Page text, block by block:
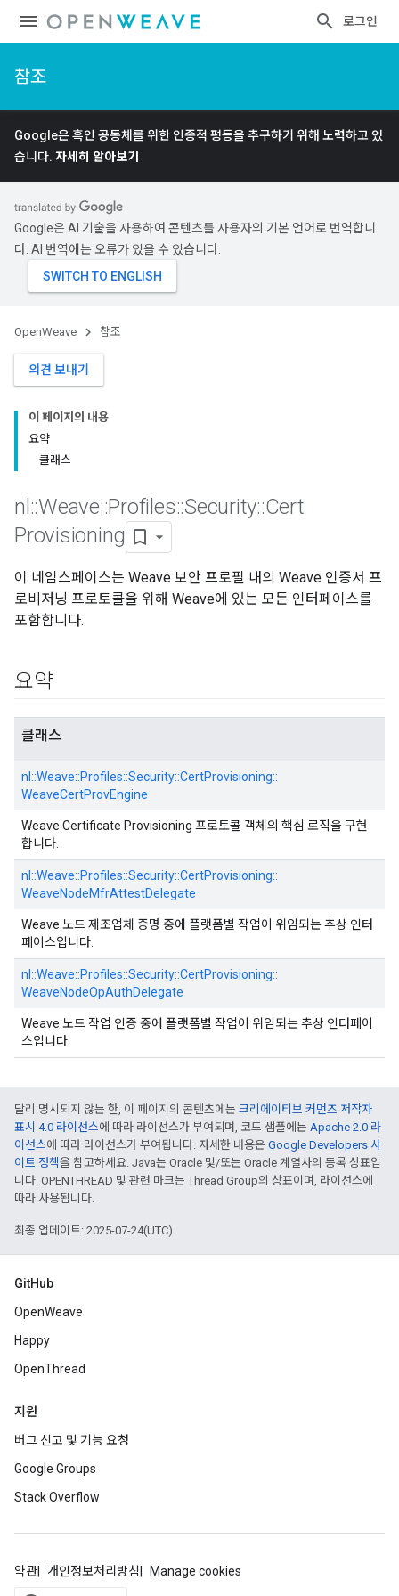
로그인
참조
Google은 흑인 공동체를 위한 인종적 평등을 추구하기 위해 노력하고 있
습니다. 자세히 알아보기
Google은 AI 기술을 사용하여 콘텐츠를 사용자의 기본 언어로 번역합니
다. AI 번역에는 오류가 있을 수 있습니다.
OpenWeave 참조
의견 보내기
이 페이지의 내용
요약
클래스
nl ::Weave::Profiles::Security::Cert
Provisioning
이 네임스페이스는 Weave 보안 프로필 내의 Weave 인증서 프
로비저닝 프로토콜을 위해 Weave에 있는 모든 인터페이스를
포함합니다.
요약
클래스
nl::Weave::Profiles::Security::CertProvisioning::
WeaveCertProvEngine
Weave Certificate Provisioning 프로토콜 객체의 핵심 로직을 구현
합니다.
nl::Weave::Profiles::Security::CertProvisioning::
WeaveNodeMfrAttestDelegate
Weave 노드 제조업체 증명 중에 플랫폼별 작업이 위임되는 추상 인터
페이스입니다.
nl::Weave::Profiles::Security::CertProvisioning::
WeaveNodeOpAuthDelegate
Weave 노드 작업 인증 중에 플랫폼별 작업이 위임되는 추상 인터페이
스입니다.
달리 명시되지 않는 한, 이 페이지의 콘텐츠에는 크리에이티브 커먼즈 저작자
표시 4.0 라이선스에 따라 라이선스가 부여되며, 코드 샘플에는 Apache 2.0 라
이선스에 따라 라이선스가 부여됩니다. 자세한 내용은 Google Developers 사
이트 정책을 참고하세요. Java는 Oracle 및/또는 Oracle 계열사의 등록 상표입
니다. OPENTHREAD 및 관련 마크는 Thread Group의 상표이며, 라이선스에
따라 사용됩니다.
최종 업데이트: 2025-07-24(UTC)
GitHub
OpenWeave
Happy
OpenThread
지원
버그 신고 및 기능 요청
Google Groups
Stack Overflow
약관 개인정보처리방침 Manage cookies